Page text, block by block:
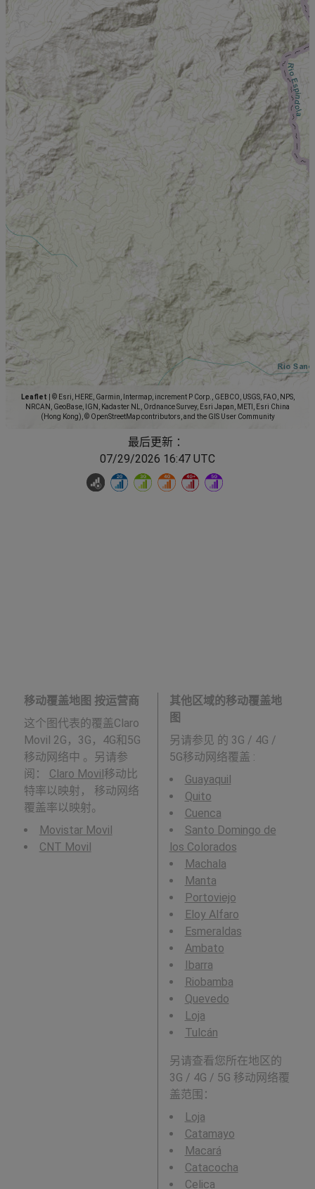
Leaflet
© Esri, HERE, Garmin, Intermap, increment P Corp., GEBCO, USGS, FAO, NPS,
NRCAN, GeoBase, IGN, Kadaster NL, Ordnance Survey, Esri Japan, METI, Esri China
(Hong Kong), © OpenStreetMap contributors, and the GIS User Community
最后更新 ：
07/29/2026 16:47 UTC
移动覆盖地图 按运营商
这个图代表的覆盖Claro
Movil 2G，3G，4G和5G
移动网络中 。另请参
阅： Claro Movil移动比
特率以映射， 移动网络
覆盖率以映射。
Movistar Movil
CNT Movil
其他区域的移动覆盖地
图
另请参见 的 3G / 4G /
5G移动网络覆盖 :
Guayaquil
Quito
Cuenca
Santo Domingo de
los Colorados
Machala
Manta
Portoviejo
Eloy Alfaro
Esmeraldas
Ambato
Ibarra
Riobamba
Quevedo
Loja
Tulcán
另请查看您所在地区的
3G / 4G / 5G 移动网络覆
盖范围：
Loja
Catamayo
Macará
Catacocha
Celica